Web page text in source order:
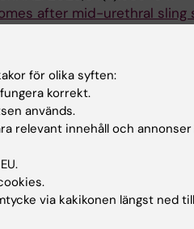
after mid-urethral sling
Milsom I; Wagg A; Gyhagen
GYNECOLOGY.
delivery on urinary
Milsom I; Wagg A; Gyhagen
för olika syften:
korrekt.
används.
relevant innehåll och
via kakikonen längst ned